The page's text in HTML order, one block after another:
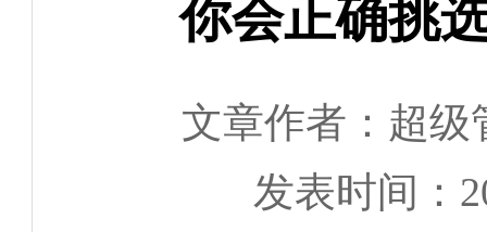
你会正确挑
文章作者：超级
发表时间：